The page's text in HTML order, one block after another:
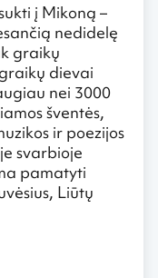
į Mikoną –
nedidelę
graikų
dievai
nei 3000
šventės,
ir poezijos
svarbioje
pamatyti
Liūtų